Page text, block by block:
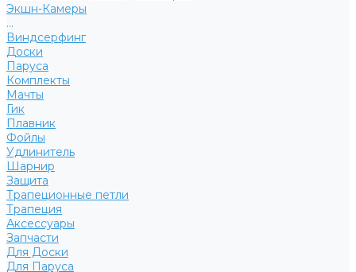
Экшн-Камеры
...
Виндсерфинг
Доски
Паруса
Комплекты
Мачты
Гик
Плавник
Фойлы
Удлинитель
Шарнир
Защита
Трапеционные петли
Трапеция
Аксессуары
Запчасти
Для Доски
Для Паруса